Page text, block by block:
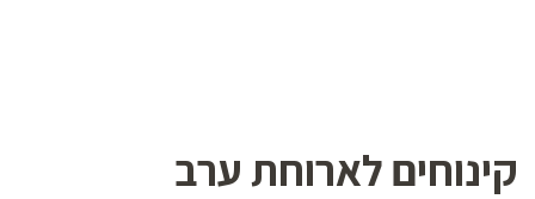
קינוחים לארוחת ערב